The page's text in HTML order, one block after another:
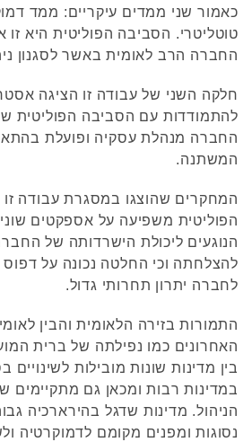
כאמור שני ממדים עיקריים: ממד
טוטליטרי. הסביבה הפוליטית היא
החברה הרב לאומית באשר לסגנון
חלקה השני של עבודה זו הציגה
להתמודדות עם הסביבה הפוליטית
החברה מנהלת עסקיה ופועלת
המשתנה.
המחקרים שהוצגו במסגרת עבודה
הפוליטית משפיעה על אספקטים
הנוגעים ליכולת הישרדותה של
להצלחתה וכי החלטה נכונה על
לחברה יתרון תחרותי גדול.
התמורות בזירה הלאומית והבין
האחרונים כמו נפילתה של ברית
בין מדינות שונות מובילות
במדינות רבות ומכאן גם מתקיימים
הניהול. מדינות שדגל בהירארכיה
נסוגות ומפנים מקומם לדמוקרטיה